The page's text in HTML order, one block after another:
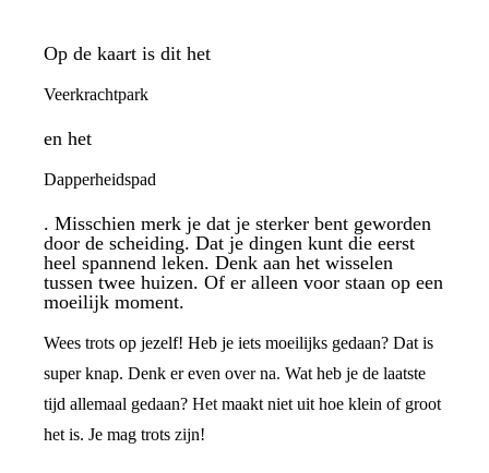
Op de kaart is dit het
Veerkrachtpark
en het
Dapperheidspad
. Misschien merk je dat je sterker bent geworden
door de scheiding. Dat je dingen kunt die eerst
heel spannend leken. Denk aan het wisselen
tussen twee huizen. Of er alleen voor staan op een
moeilijk moment.
Wees trots op jezelf! Heb je iets moeilijks gedaan? Dat is
super knap. Denk er even over na. Wat heb je de laatste
tijd allemaal gedaan? Het maakt niet uit hoe klein of groot
het is. Je mag trots zijn!